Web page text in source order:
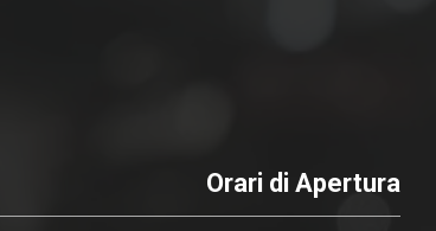
Orari di Apertura